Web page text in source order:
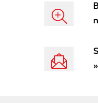
Implementing
Scaling Ray
5. Ray Design
Fault Tolerance
»